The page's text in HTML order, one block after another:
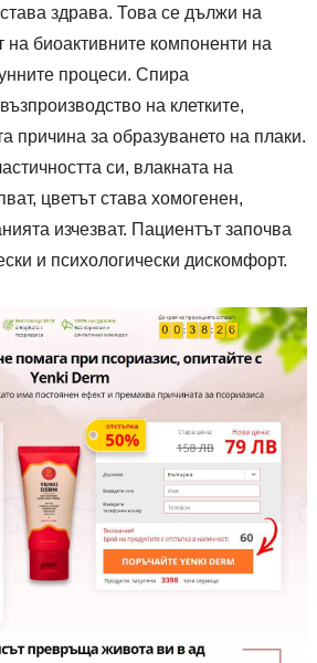
здрава. Това се дължи на
биоактивните компоненти на
процеси. Спира
на клетките,
причина за образуването на плаки.
си, влакната на
цветът става хомогенен,
изчезват. Пациентът започва
и психологически дискомфорт.